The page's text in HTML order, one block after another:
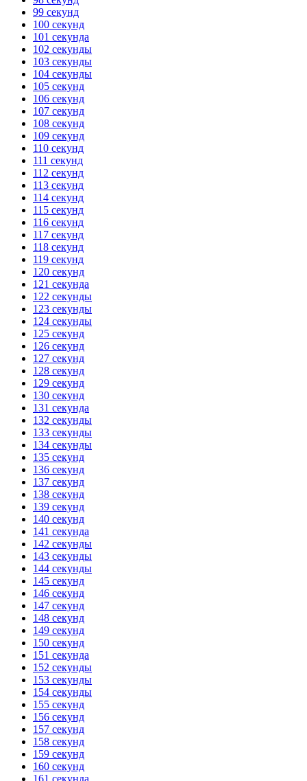
99 секунд
100 секунд
101 секунда
102 секунды
103 секунды
104 секунды
105 секунд
106 секунд
107 секунд
108 секунд
109 секунд
110 секунд
111 секунд
112 секунд
113 секунд
114 секунд
115 секунд
116 секунд
117 секунд
118 секунд
119 секунд
120 секунд
121 секунда
122 секунды
123 секунды
124 секунды
125 секунд
126 секунд
127 секунд
128 секунд
129 секунд
130 секунд
131 секунда
132 секунды
133 секунды
134 секунды
135 секунд
136 секунд
137 секунд
138 секунд
139 секунд
140 секунд
141 секунда
142 секунды
143 секунды
144 секунды
145 секунд
146 секунд
147 секунд
148 секунд
149 секунд
150 секунд
151 секунда
152 секунды
153 секунды
154 секунды
155 секунд
156 секунд
157 секунд
158 секунд
159 секунд
160 секунд